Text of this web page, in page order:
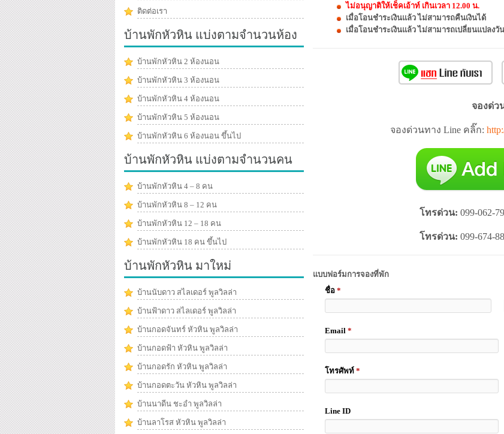
ไม่อนุญาติให้เช็คเอ้าท์ เกินเวลา 12.00 น.
เมื่อโอนชำระเงินแล้ว ไม่สามารถคืนเงินได้
เมื่อโอนชำระเงินแล้ว ไม่สามารถเปลี่ยนแปลงวั
จองด่ว
จองด่วนทาง Line คลิ๊ก:
โทรด่วน: 099-062-
โทรด่วน: 099-674-
แบบฟอร์มการจองที่พัก
ชื่อ *
Email *
โทรศัพท์ *
Line ID
ติดต่อเรา
บ้านพักหัวหิน แบ่งตามจำนวนห้อง
บ้านพักหัวหิน 2 ห้องนอน
บ้านพักหัวหิน 3 ห้องนอน
บ้านพักหัวหิน 4 ห้องนอน
บ้านพักหัวหิน 5 ห้องนอน
บ้านพักหัวหิน 6 ห้องนอน ขึ้นไป
บ้านพักหัวหิน แบ่งตามจำนวนคน
บ้านพักหัวหิน 4 – 8 คน
บ้านพักหัวหิน 8 – 12 คน
บ้านพักหัวหิน 12 – 18 คน
บ้านพักหัวหิน 18 คน ขึ้นไป
บ้านพักหัวหิน มาใหม่
บ้านนับดาว สไลเดอร์ พูลวิลล่า
บ้านฟ้าดาว สไลเดอร์ พูลวิลล่า
บ้านกอดจันทร์ หัวหิน พูลวิลล่า
บ้านกอดฟ้า หัวหิน พูลวิลล่า
บ้านกอดรัก หัวหิน พูลวิลล่า
บ้านกอดตะวัน หัวหิน พูลวิลล่า
บ้านนาดีน ชะอำ พูลวิลล่า
บ้านลาโรส หัวหิน พูลวิลล่า